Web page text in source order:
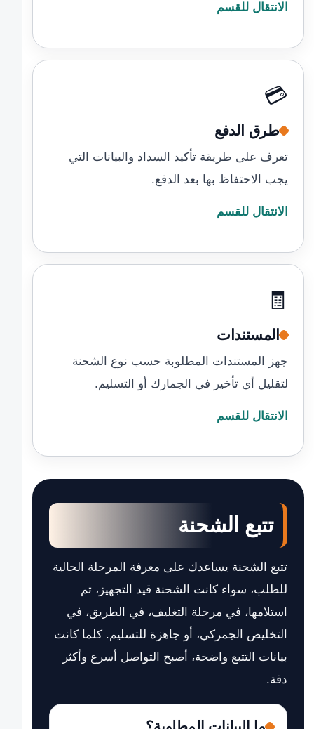
الانتقال للقسم
💳
طرق الدفع
تعرف على طريقة تأكيد السداد والبيانات التي
يجب الاحتفاظ بها بعد الدفع.
الانتقال للقسم
🧾
المستندات
جهز المستندات المطلوبة حسب نوع الشحنة
لتقليل أي تأخير في الجمارك أو التسليم.
الانتقال للقسم
تتبع الشحنة
تتبع الشحنة يساعدك على معرفة المرحلة الحالية
للطلب، سواء كانت الشحنة قيد التجهيز، تم
استلامها، في مرحلة التغليف، في الطريق، في
التخليص الجمركي، أو جاهزة للتسليم. كلما كانت
بيانات التتبع واضحة، أصبح التواصل أسرع وأكثر
دقة.